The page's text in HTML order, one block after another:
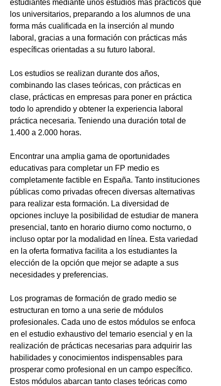
estudiantes mediante unos estudios más prácticos que
los universitarios, preparando a los alumnos de una
forma más cualificada en la inserción al mundo
laboral, gracias a una formación con prácticas más
específicas orientadas a su futuro laboral.
Los estudios se realizan durante dos años,
combinando las clases teóricas, con prácticas en
clase, prácticas en empresas para poner en práctica
todo lo aprendido y obtener la experiencia laboral
práctica necesaria. Teniendo una duración total de
1.400 a 2.000 horas.
Encontrar una amplia gama de oportunidades
educativas para completar un FP medio es
completamente factible en España. Tanto instituciones
públicas como privadas ofrecen diversas alternativas
para realizar esta formación. La diversidad de
opciones incluye la posibilidad de estudiar de manera
presencial, tanto en horario diurno como nocturno, o
incluso optar por la modalidad en línea. Esta variedad
en la oferta formativa facilita a los estudiantes la
elección de la opción que mejor se adapte a sus
necesidades y preferencias.
Los programas de formación de grado medio se
estructuran en torno a una serie de módulos
profesionales. Cada uno de estos módulos se enfoca
en el estudio exhaustivo del temario esencial y en la
realización de prácticas necesarias para adquirir las
habilidades y conocimientos indispensables para
prosperar como profesional en un campo específico.
Estos módulos abarcan tanto clases teóricas como